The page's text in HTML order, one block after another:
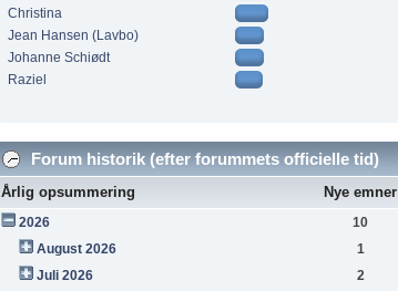
Christina
Jean Hansen (Lavbo)
Johanne Schiødt
Raziel
Forum historik (efter forummets officielle tid)
Årlig opsummering Nye emner
2026 10
August 2026
1
Juli 2026
2